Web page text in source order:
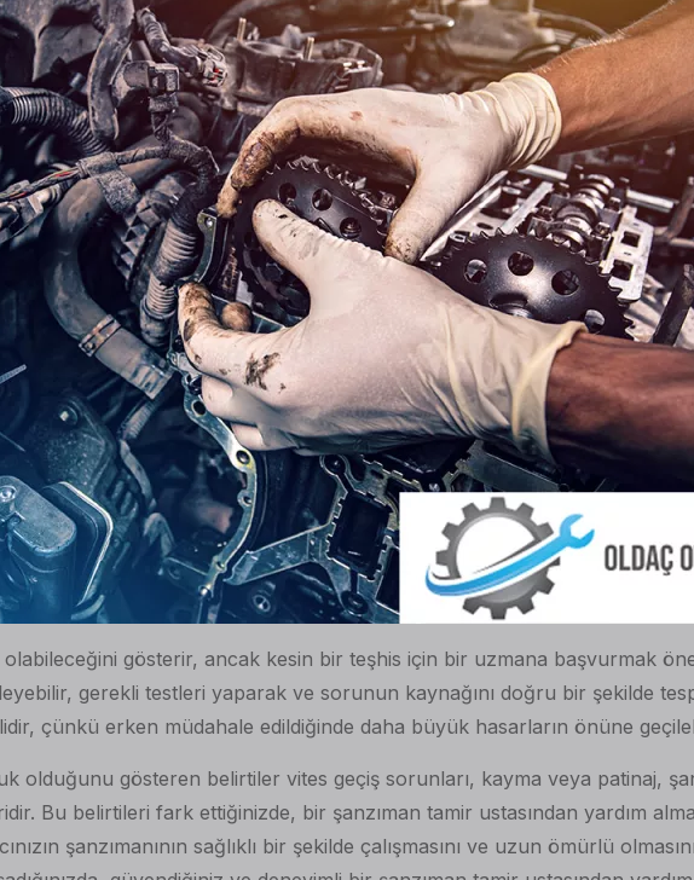
olabileceğini gösterir, ancak kesin bir teşhis için bir uzmana başvurmak
gerekli testleri yaparak ve sorunun kaynağını doğru bir şekilde
çünkü erken müdahale edildiğinde daha büyük hasarların önüne
olduğunu gösteren belirtiler vites geçiş sorunları, kayma veya patinaj,
Bu belirtileri fark ettiğinizde, bir şanzıman tamir ustasından yardım
şanzımanının sağlıklı bir şekilde çalışmasını ve uzun ömürlü